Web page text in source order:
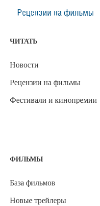
Рецензии на фильмы
ЧИТАТЬ
Новости
Рецензии на фильмы
Фестивали и кинопремии
ФИЛЬМЫ
База фильмов
Новые трейлеры